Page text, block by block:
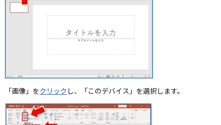
「画像」をクリック し、「このデバイス」を選択します。